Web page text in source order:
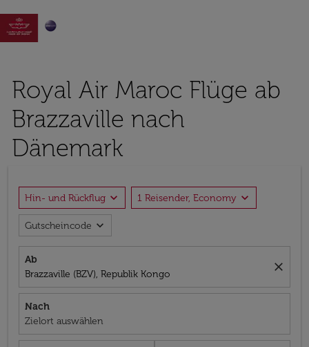

Royal Air Maroc Flüge ab
Brazzaville nach
Dänemark
Hin- und Rückflug expand_more 1 Reisender, Economy expand_more
Gutscheincode expand_more
Ab
Brazzaville (BZV), Republik Kongo
close
Nach
Zielort auswählen